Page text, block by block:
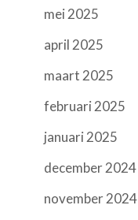
mei 2025
april 2025
maart 2025
februari 2025
januari 2025
december 2024
november 2024